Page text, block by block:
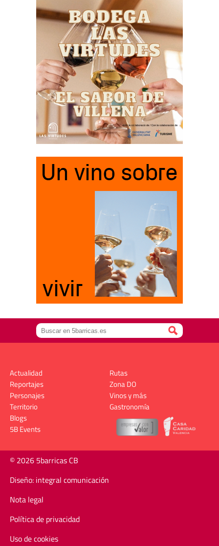
Actualidad
Reportajes
Personajes
Territorio
Rutas
Zona DO
Vinos y más
Gastronomía
Blogs
5B Events
© 2026 5barricas CB
Diseño: integral comunicación
Nota legal
Política de privacidad
Uso de cookies